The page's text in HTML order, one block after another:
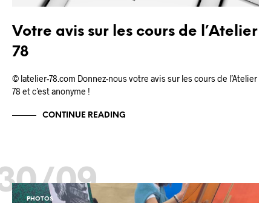
Votre avis sur les cours de l’Atelier
78
© latelier-78.com Donnez-nous votre avis sur les cours de l’Atelier
78 et c’est anonyme !
CONTINUE READING
09
PHOTOS